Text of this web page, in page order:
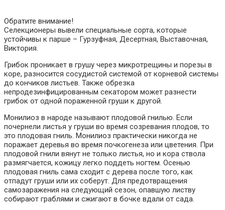
Обратите внимание!
Селекционеры вывели специальные сорта, которые
устойчивы к парше – Гурзуфная, Десертная, Выставочная,
Виктория.
Грибок проникает в грушу через микротрещины и порезы в
коре, разносится сосудистой системой от корневой системы
до кончиков листьев. Также обрезка
непродезинфицированным секатором может разнести
грибок от одной пораженной груши к другой.
Монилиоз в народе называют плодовой гнилью. Если
почернели листья у груши во время созревания плодов, то
это плодовая гниль. Монилиоз практически никогда не
поражает деревья во время почкогенеза или цветения. При
плодовой гнили вянут не только листья, но и кора ствола
размягчается, кожицу легко поддеть ногтем. Осенью
плодовая гниль сама сходит с дерева после того, как
отпадут груши или их соберут. Для предотвращения
самозаражения на следующий сезон, опавшую листву
собирают граблями и сжигают в бочке вдали от сада.